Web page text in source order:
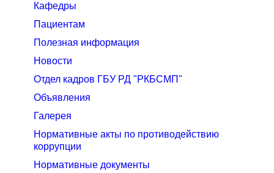
Кафедры
Пациентам
Полезная информация
Новости
Отдел кадров ГБУ РД "РКБСМП"
Объявления
Галерея
Нормативные акты по противодействию
коррупции
Нормативные документы